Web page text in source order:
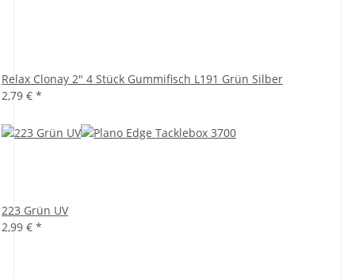
Relax Clonay 2" 4 Stück Gummifisch L191 Grün Silber
2,79 € *
223 Grün UV
2,99 € *